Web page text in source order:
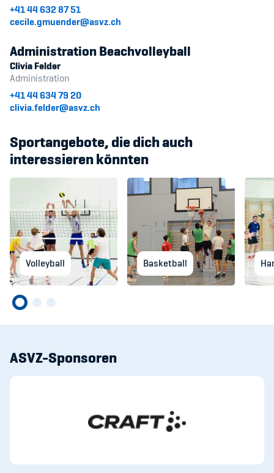
+41 44 632 87 51
cecile.gmuender@asvz.ch
Administration Beachvolleyball
Clivia Felder
Administration
+41 44 634 79 20
clivia.felder@asvz.ch
Sportangebote, die dich auch
interessieren könnten
Volleyball Basketball
ASVZ-Sponsoren